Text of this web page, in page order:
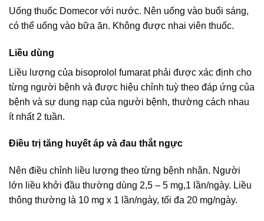
Uống thuốc Domecor với nước. Nên uống vào buổi sáng,
có thể uống vào bữa ăn. Không được nhai viên thuốc.
Liều dùng
Liều lượng của bisoprolol fumarat phải được xác định cho
từng người bệnh và được hiệu chỉnh tuỳ theo đáp ứng của
bệnh và sự dung nạp của người bệnh, thường cách nhau
ít nhất 2 tuần.
Điều trị tăng huyết áp và đau thắt ngực
Nên điều chỉnh liều lượng theo từng bệnh nhân. Người
lớn liều khởi đầu thường dùng 2,5 – 5 mg,1 lần/ngày. Liều
thông thường là 10 mg x 1 lần/ngày, tối đa 20 mg/ngày.